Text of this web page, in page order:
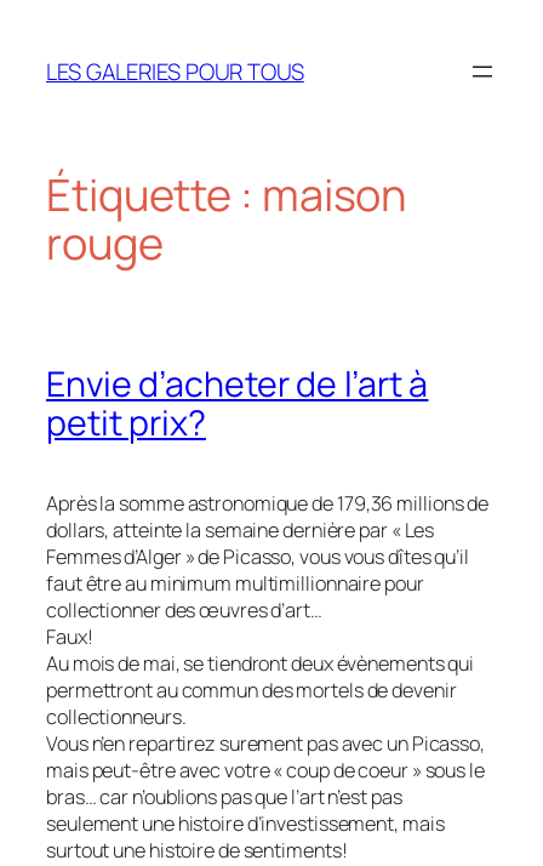
contenu
LES GALERIES POUR TOUS
Étiquette : maison
rouge
Envie d’acheter de l’art à
petit prix?
Après la somme astronomique de179,36 millions de
dollars, atteinte la semaine dernière par « Les
Femmes d’Alger » de Picasso, vous vous dîtes qu’il
faut être au minimum multimillionnaire pour
collectionner des œuvres d’art…
Faux!
Au mois de mai, se tiendront deux évènements qui
permettront au commun des mortels de devenir
collectionneurs.
Vous n’en repartirez surement pas avec un Picasso,
mais peut-être avec votre « coup de coeur » sous le
bras… car n’oublions pas que l’art n’est pas
seulement une histoire d’investissement, mais
surtout une histoire de sentiments!